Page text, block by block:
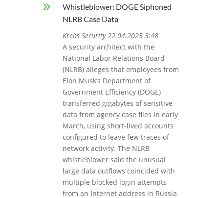
9
Whistleblower: DOGE Siphoned
NLRB Case Data
Krebs Security 22.04.2025 3:48
A security architect with the
National Labor Relations Board
(NLRB) alleges that employees from
Elon Musk’s Department of
Government Efficiency (DOGE)
transferred gigabytes of sensitive
data from agency case files in early
March, using short-lived accounts
configured to leave few traces of
network activity. The NLRB
whistleblower said the unusual
large data outflows coincided with
multiple blocked login attempts
from an Internet address in Russia